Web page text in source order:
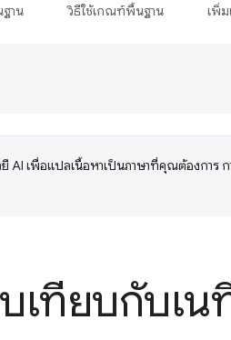
าน วิธีใช้เกณฑ์พื้นฐาน เพิ่ม
AI เพื่อแปลเนื้อหาเป็นภาษาที่คุณต้องการ ก
บเทียบกับเ